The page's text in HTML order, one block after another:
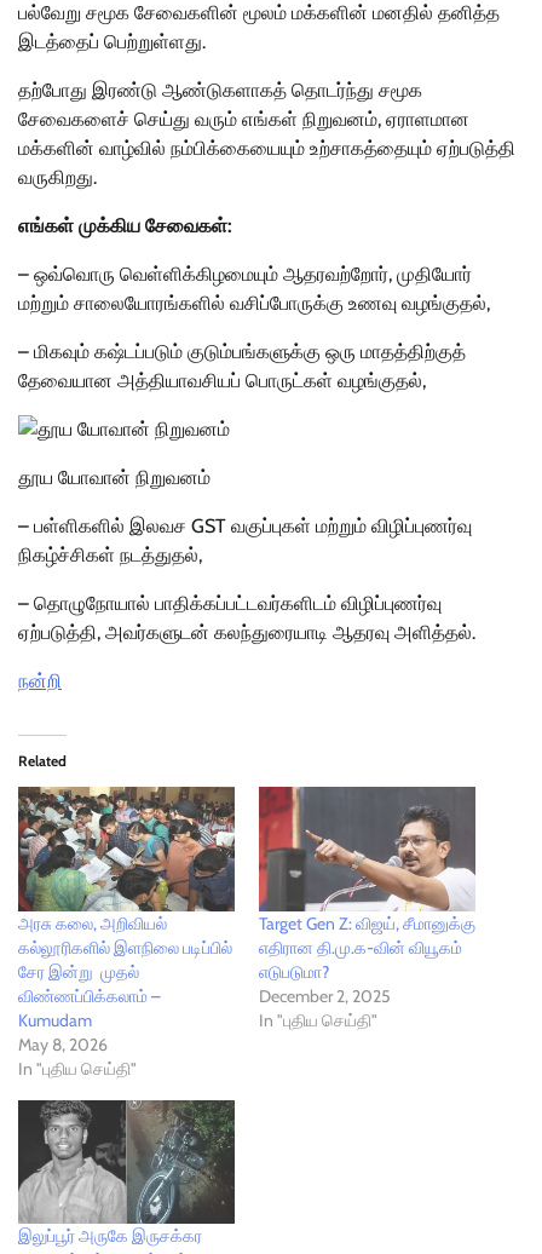
பல்வேறு சமூக சேவைகளின் மூலம் மக்களின் மனதில் தனித்த
இடத்தைப் பெற்றுள்ளது.
தற்போது இரண்டு ஆண்டுகளாகத் தொடர்ந்து சமூக
சேவைகளைச் செய்து வரும் எங்கள் நிறுவனம், ஏராளமான
மக்களின் வாழ்வில் நம்பிக்கையையும் உற்சாகத்தையும் ஏற்படுத்தி
வருகிறது.
எங்கள் முக்கிய சேவைகள்:
– ஒவ்வொரு வெள்ளிக்கிழமையும் ஆதரவற்றோர், முதியோர்
மற்றும் சாலையோரங்களில் வசிப்போருக்கு உணவு வழங்குதல்,
– மிகவும் கஷ்டப்படும் குடும்பங்களுக்கு ஒரு மாதத்திற்குத்
தேவையான அத்தியாவசியப் பொருட்கள் வழங்குதல்,
தூய யோவான் நிறுவனம்
– பள்ளிகளில் இலவச GST வகுப்புகள் மற்றும் விழிப்புணர்வு
நிகழ்ச்சிகள் நடத்துதல்,
– தொழுநோயால் பாதிக்கப்பட்டவர்களிடம் விழிப்புணர்வு
ஏற்படுத்தி, அவர்களுடன் கலந்துரையாடி ஆதரவு அளித்தல்.
நன்றி
Related
அரசு கலை, அறிவியல்
கல்லூரிகளில் இளநிலை படிப்பில்
சேர இன்று முதல்
விண்ணப்பிக்கலாம் –
Kumudam
May 8, 2026
In "புதிய செய்தி"
Target Gen Z: விஜய், சீமானுக்கு
எதிரான தி.மு.க-வின் வியூகம்
எடுபடுமா?
December 2, 2025
In "புதிய செய்தி"
இலுப்பூர் அருகே இருசக்கர